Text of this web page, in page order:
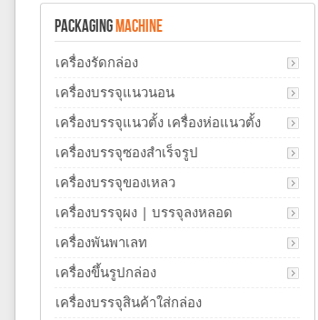
PACKAGING MACHINE
เครื่องรัดกล่อง
เครื่องบรรจุแนวนอน
เครื่องบรรจุแนวตั้ง เครื่องห่อแนวตั้ง
เครื่องบรรจุซองสำเร็จรูป
เครื่องบรรจุของเหลว
เครื่องบรรจุผง | บรรจุลงหลอด
เครื่องพันพาเลท
เครื่องขึ้นรูปกล่อง
เครื่องบรรจุสินค้าใส่กล่อง